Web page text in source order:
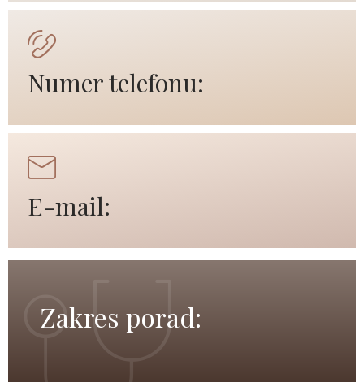
Numer telefonu:
E-mail:
Zakres porad: